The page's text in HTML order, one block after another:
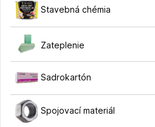
Stavebná chémia
Zateplenie
Sadrokartón
Spojovací materiál